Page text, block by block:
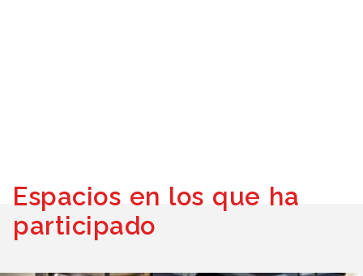
Espacios en los que ha
participado